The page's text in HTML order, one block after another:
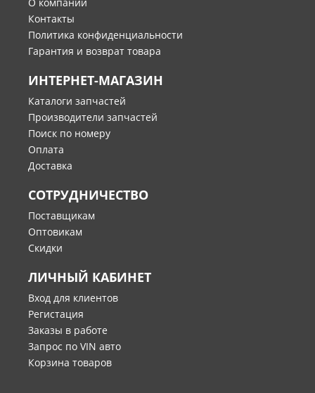
Контакты
Политика конфиденциальности
Гарантия и возврат товара
ИНТЕРНЕТ-МАГАЗИН
Каталоги запчастей
Производители запчастей
Поиск по номеру
Оплата
Доставка
СОТРУДНИЧЕСТВО
Поставщикам
Оптовикам
Скидки
ЛИЧНЫЙ КАБИНЕТ
Вход для клиентов
Регистация
Заказы в работе
Запрос по VIN авто
Корзина товаров